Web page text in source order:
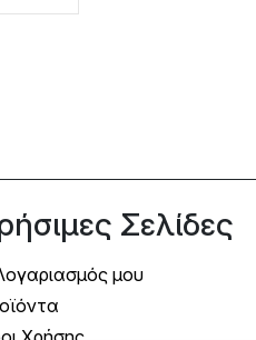
Σελίδες
μου